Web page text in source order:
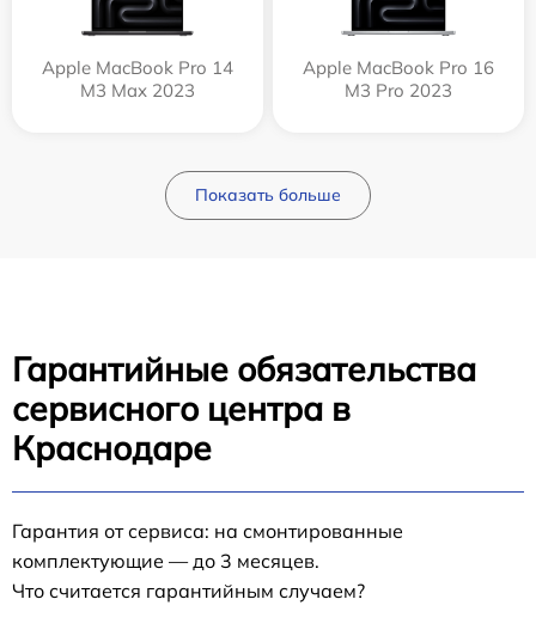
Apple MacBook Pro 14
M3 Max 2023
Apple MacBook Pro 16
M3 Pro 2023
Показать больше
Гарантийные обязательства
сервисного центра в
Краснодаре
Гарантия от сервиса: на смонтированные
комплектующие — до 3 месяцев.
Что считается гарантийным случаем?